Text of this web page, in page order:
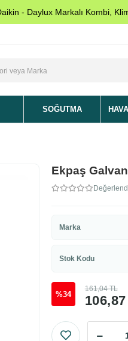
- Daylux Markalı Kombi,
SOĞUTMA
Ekpaş
Marka
Stok Kodu
%34
161,04 TL